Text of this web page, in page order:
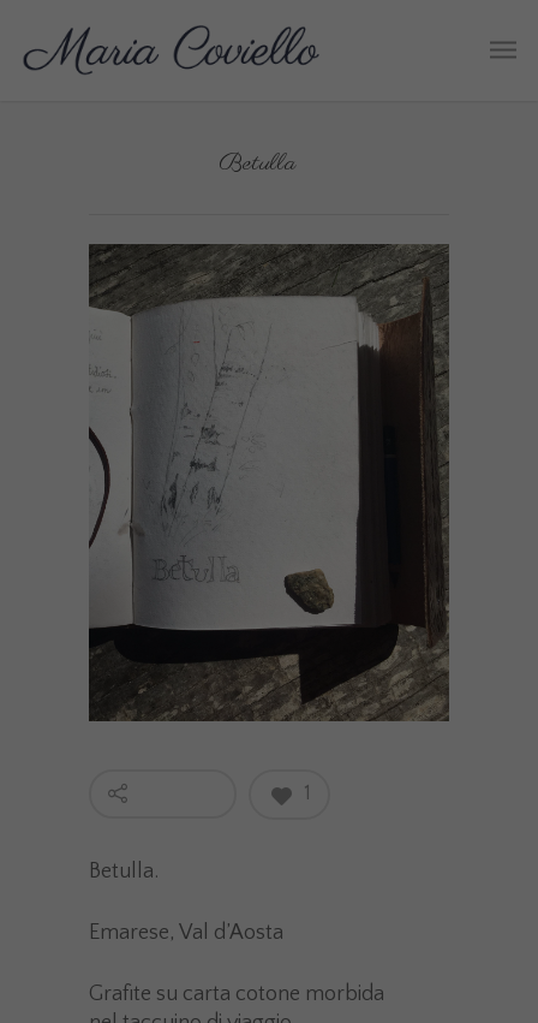
Betulla
1
Betulla.
Emarese, Val d’Aosta
Grafite su carta cotone morbida